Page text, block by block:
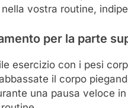
vostra routine,
per la parte
esercizio con i pesi
il corpo
una pausa veloce